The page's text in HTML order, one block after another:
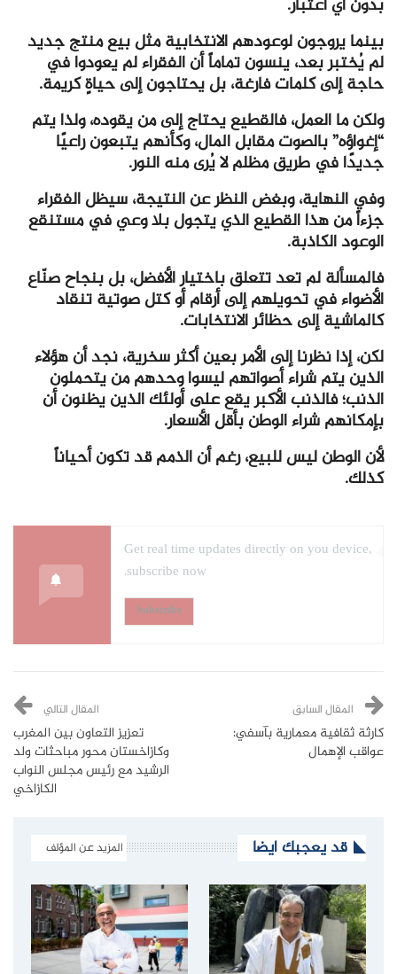
بينما يروجون لوعودهم الانتخابية مثل بيع منتج جديد
لم يُختبر بعد، ينسون تماماً أن الفقراء لم يعودوا في
حاجة إلى كلمات فارغة، بل يحتاجون إلى حياةٍ كريمة.
ولكن ما العمل، فالقطيع يحتاج إلى من يقوده، ولذا يتم
“إغواؤه” بالصوت مقابل المال، وكأنهم يتبعون راعيًا
جديدًا في طريق مظلم لا يُرى منه النور.
وفي النهاية، وبغض النظر عن النتيجة، سيظل الفقراء
جزءاً من هذا القطيع الذي يتجول بلا وعي في مستنقع
الوعود الكاذبة.
فالمسألة لم تعد تتعلق باختيار الأفضل، بل بنجاح صنّاع
الأضواء في تحويلهم إلى أرقام أو كتل صوتية تنقاد
كالماشية إلى حظائر الانتخابات.
لكن، إذا نظرنا إلى الأمر بعين أكثر سخرية، نجد أن هؤلاء
الذين يتم شراء أصواتهم ليسوا وحدهم من يتحملون
الذنب؛ فالذنب الأكبر يقع على أولئك الذين يظنون أن
بإمكانهم شراء الوطن بأقل الأسعار.
لأن الوطن ليس للبيع، رغم أن الذمم قد تكون أحياناً
كذلك.
Get real time updates directly on you device,
subscribe now.
Subscribe
المقال السابق
كارثة ثقافية معمارية بآسفي:
عواقب الإهمال
المقال التالي
تعزيز التعاون بين المغرب
وكازاخستان محور مباحثات ولد
الرشيد مع رئيس مجلس النواب
الكازاخي
قد يعجبك ايضا المزيد عن المؤلف